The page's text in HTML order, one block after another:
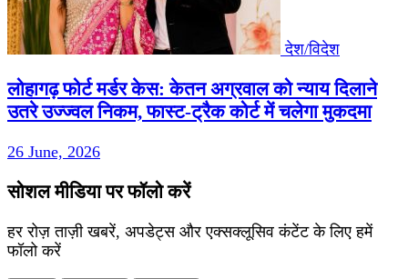
देश/विदेश
लोहागढ़ फोर्ट मर्डर केस: केतन अग्रवाल को न्याय दिलाने
उतरे उज्ज्वल निकम, फास्ट-ट्रैक कोर्ट में चलेगा मुकदमा
26 June, 2026
सोशल मीडिया पर फॉलो करें
हर रोज़ ताज़ी खबरें, अपडेट्स और एक्सक्लूसिव कंटेंट के लिए हमें
फॉलो करें